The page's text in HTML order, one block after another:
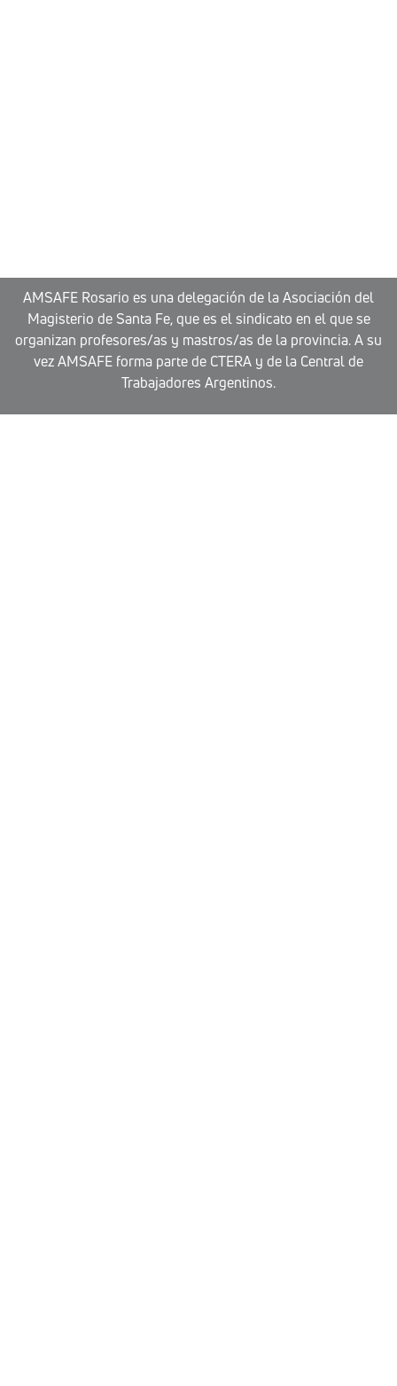
AMSAFE Rosario es una delegación de la Asociación del
Magisterio de Santa Fe, que es el sindicato en el que se
organizan profesores/as y mastros/as de la provincia. A su
vez AMSAFE forma parte de CTERA y de la Central de
Trabajadores Argentinos.